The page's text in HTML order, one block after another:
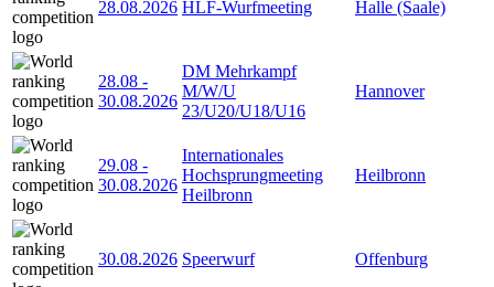
28.08.2026 HLF-Wurfmeeting Halle (Saale)
28.08 -
30.08.2026
DM Mehrkampf
M/W/U
23/U20/U18/U16
Hannover
29.08 -
30.08.2026
Internationales
Hochsprungmeeting
Heilbronn
Heilbronn
30.08.2026 Speerwurf Offenburg